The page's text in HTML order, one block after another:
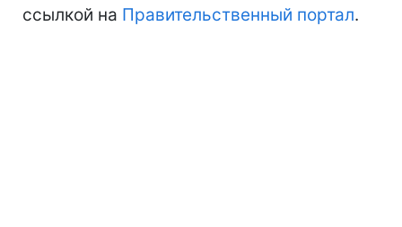
ссылкой на Правительственный портал.